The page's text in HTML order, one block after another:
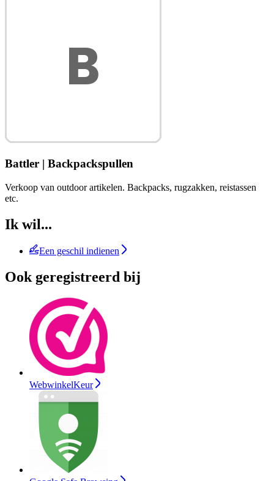
Battler | Backpackspullen
Verkoop van outdoor artikelen. Backpacks, rugzakken, reistassen
etc.
Ik wil...
Een geschil indienen
Ook geregistreerd bij
WebwinkelKeur